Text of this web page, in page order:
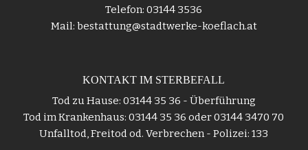
Telefon: 03144 3536
Mail: bestattung@stadtwerke-koeflach.at
KONTAKT IM STERBEFALL
Tod zu Hause: 03144 35 36 - Überführung
Tod im Krankenhaus: 03144 35 36 oder 03144 3470 70
Unfalltod, Freitod od. Verbrechen - Polizei: 133